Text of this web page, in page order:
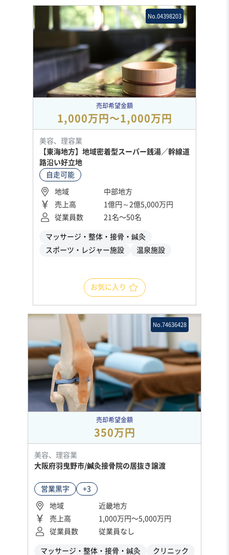
No.04398203
売却希望金額
1,000万円〜1,000万円
美容、理容業
【東海地方】地域密着型スーパー銭湯／幹線道
路沿い好立地
自走可能
地域
中部地方
売上高
1億円～2億5,000万円
従業員数
21名〜50名
マッサージ・整体・接骨・鍼灸
スポーツ・レジャー施設
温泉施設
お気に入り
No.74636428
売却希望金額
350万円
美容、理容業
大阪府羽曳野市/鍼灸接骨院の居抜き譲渡
営業黒字 +3
地域
近畿地方
売上高
1,000万円〜5,000万円
従業員数
従業員なし
マッサージ・整体・接骨・鍼灸 クリニック